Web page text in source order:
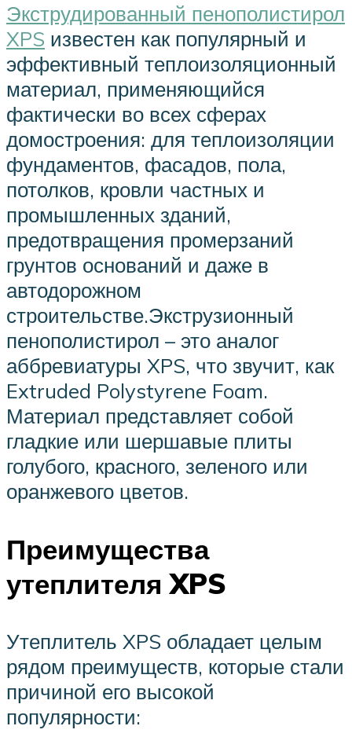
Экструдированный пенополистирол
XPS известен как популярный и
эффективный теплоизоляционный
материал, применяющийся
фактически во всех сферах
домостроения: для теплоизоляции
фундаментов, фасадов, пола,
потолков, кровли частных и
промышленных зданий,
предотвращения промерзаний
грунтов оснований и даже в
автодорожном
строительстве.Экструзионный
пенополистирол – это аналог
аббревиатуры XPS, что звучит, как
Extruded Polystyrene Foam.
Материал представляет собой
гладкие или шершавые плиты
голубого, красного, зеленого или
оранжевого цветов.
Преимущества
утеплителя XPS
Утеплитель XPS обладает целым
рядом преимуществ, которые стали
причиной его высокой
популярности: